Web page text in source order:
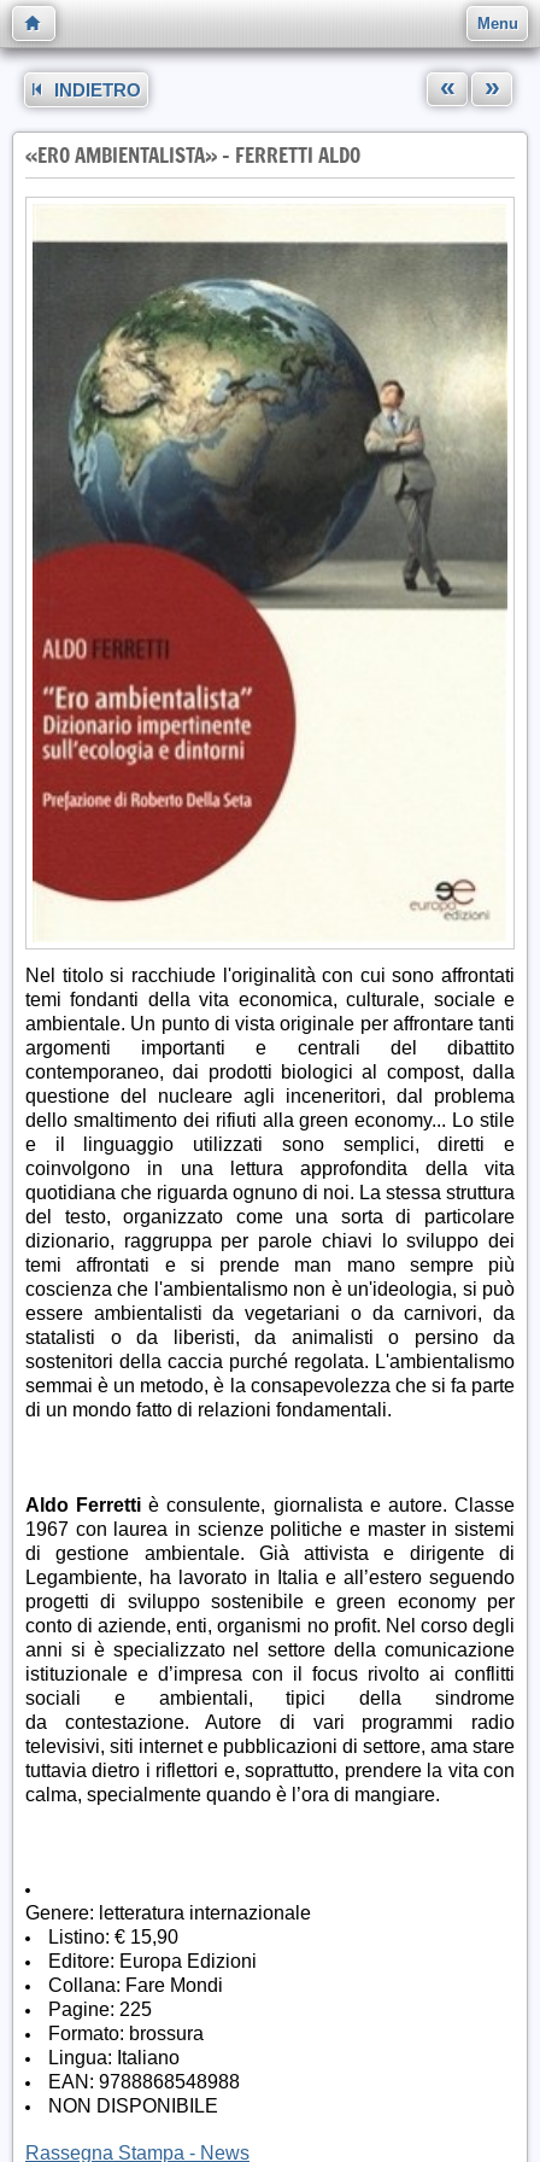
Menu
INDIETRO « »
«ERO AMBIENTALISTA» - FERRETTI ALDO
Nel titolo si racchiude l'originalità con cui sono affrontati
temi fondanti della vita economica, culturale, sociale e
ambientale. Un punto di vista originale per affrontare tanti
argomenti importanti e centrali del dibattito
contemporaneo, dai prodotti biologici al compost, dalla
questione del nucleare agli inceneritori, dal problema
dello smaltimento dei rifiuti alla green economy... Lo stile
e il linguaggio utilizzati sono semplici, diretti e
coinvolgono in una lettura approfondita della vita
quotidiana che riguarda ognuno di noi. La stessa struttura
del testo, organizzato come una sorta di particolare
dizionario, raggruppa per parole chiavi lo sviluppo dei
temi affrontati e si prende man mano sempre più
coscienza che l'ambientalismo non è un'ideologia, si può
essere ambientalisti da vegetariani o da carnivori, da
statalisti o da liberisti, da animalisti o persino da
sostenitori della caccia purché regolata. L'ambientalismo
semmai è un metodo, è la consapevolezza che si fa parte
di un mondo fatto di relazioni fondamentali.
Aldo Ferretti è consulente, giornalista e autore. Classe
1967 con laurea in scienze politiche e master in sistemi
di gestione ambientale. Già attivista e dirigente di
Legambiente, ha lavorato in Italia e all’estero seguendo
progetti di sviluppo sostenibile e green economy per
conto di aziende, enti, organismi no profit. Nel corso degli
anni si è specializzato nel settore della comunicazione
istituzionale e d’impresa con il focus rivolto ai conflitti
sociali e ambientali, tipici della sindrome
da contestazione. Autore di vari programmi radio
televisivi, siti internet e pubblicazioni di settore, ama stare
tuttavia dietro i riflettori e, soprattutto, prendere la vita con
calma, specialmente quando è l’ora di mangiare.
Genere: letteratura internazionale
Listino: € 15,90
Editore: Europa Edizioni
Collana: Fare Mondi
Pagine: 225
Formato: brossura
Lingua: Italiano
EAN: 9788868548988
NON DISPONIBILE
Rassegna Stampa - News